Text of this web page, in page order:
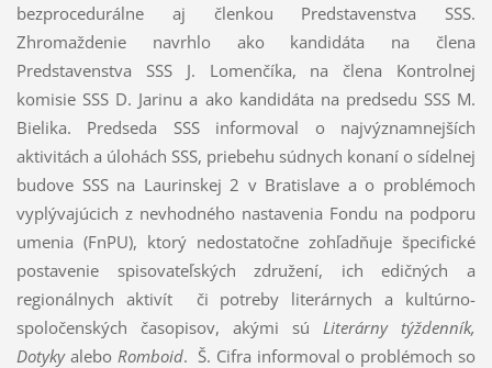
bezprocedurálne aj členkou Predstavenstva SSS.
Zhromaždenie navrhlo ako kandidáta na člena
Predstavenstva SSS J. Lomenčíka, na člena Kontrolnej
komisie SSS D. Jarinu a ako kandidáta na predsedu SSS M.
Bielika. Predseda SSS informoval o najvýznamnejších
aktivitách a úlohách SSS, priebehu súdnych konaní o sídelnej
budove SSS na Laurinskej 2 v Bratislave a o problémoch
vyplývajúcich z nevhodného nastavenia Fondu na podporu
umenia (FnPU), ktorý nedostatočne zohľadňuje špecifické
postavenie spisovateľských združení, ich edičných a
regionálnych aktivít či potreby literárnych a kultúrno-
spoločenských časopisov, akými sú Literárny týždenník,
Dotykyalebo Romboid. Š. Cifra informoval o problémoch so